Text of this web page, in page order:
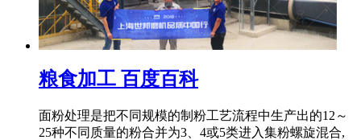
粮食加工 百度百科
面粉处理是把不同规模的制粉工艺流程中生产出的12～
25种不同质量的粉合并为3、4或5类进入集粉螺旋混合,